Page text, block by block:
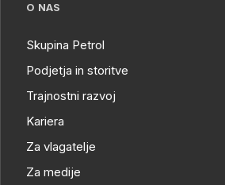
O NAS
Skupina Petrol
Podjetja in storitve
Trajnostni razvoj
Kariera
Za vlagatelje
Za medije